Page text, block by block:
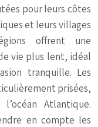
pour leurs côtes
et leurs villages
offrent une
vie plus lent, idéal
tranquille. Les
prisées,
Atlantique.
en compte les